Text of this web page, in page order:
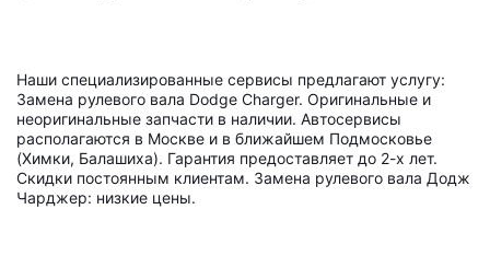
Наши специализированные сервисы предлагают услугу:
Замена рулевого вала Dodge Charger. Оригинальные и
неоригинальные запчасти в наличии. Автосервисы
располагаются в Москве и в ближайшем Подмосковье
(Химки, Балашиха). Гарантия предоставляет до 2-х лет.
Скидки постоянным клиентам. Замена рулевого вала Додж
Чарджер: низкие цены.